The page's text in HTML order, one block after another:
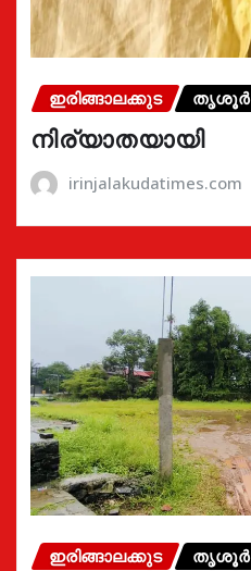
ഇരിങ്ങാലക്കുട തൃശൂർ
നിര്യാതയായി
irinjalakudatimes.com
ഇരിങ്ങാലക്കുട തൃശൂർ